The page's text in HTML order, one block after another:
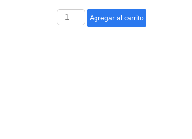
Agregar al carrito